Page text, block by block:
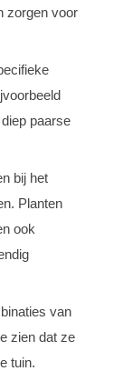
zorgen voor
paarse
bij het
Planten
ook
van
zien dat ze
tuin.